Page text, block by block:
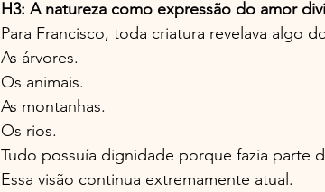
H3: A natureza como expressão do amor
Para Francisco, toda criatura revelava algo
As árvores.
Os animais.
As montanhas.
Os rios.
Tudo possuía dignidade porque fazia parte
Essa visão continua extremamente atual.